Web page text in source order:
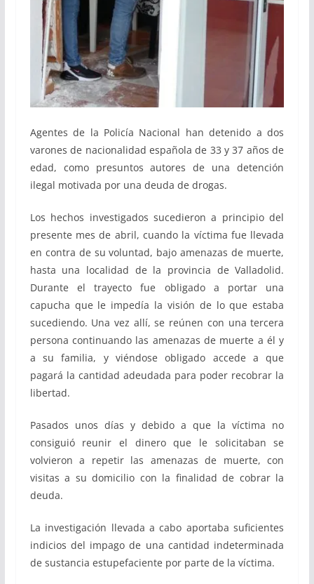
Agentes de la Policía Nacional han detenido a dos
varones de nacionalidad española de 33 y 37 años de
edad, como presuntos autores de una detención
ilegal motivada por una deuda de drogas.
Los hechos investigados sucedieron a principio del
presente mes de abril, cuando la víctima fue llevada
en contra de su voluntad, bajo amenazas de muerte,
hasta una localidad de la provincia de Valladolid.
Durante el trayecto fue obligado a portar una
capucha que le impedía la visión de lo que estaba
sucediendo. Una vez allí, se reúnen con una tercera
persona continuando las amenazas de muerte a él y
a su familia, y viéndose obligado accede a que
pagará la cantidad adeudada para poder recobrar la
libertad.
Pasados unos días y debido a que la víctima no
consiguió reunir el dinero que le solicitaban se
volvieron a repetir las amenazas de muerte, con
visitas a su domicilio con la finalidad de cobrar la
deuda.
La investigación llevada a cabo aportaba suficientes
indicios del impago de una cantidad indeterminada
de sustancia estupefaciente por parte de la víctima.